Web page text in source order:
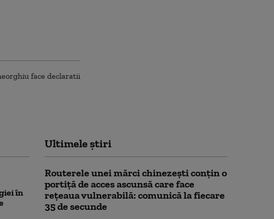
în
Ultimele știri
Routerele unei mărci chinezești conțin o
portiță de acces ascunsă care face
rețeaua vulnerabilă: comunică la fiecare
35 de secunde